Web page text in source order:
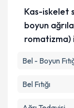
Kas-iskelet
boyun
romatizma)
Bel - Boyun
Bel Fıtığı